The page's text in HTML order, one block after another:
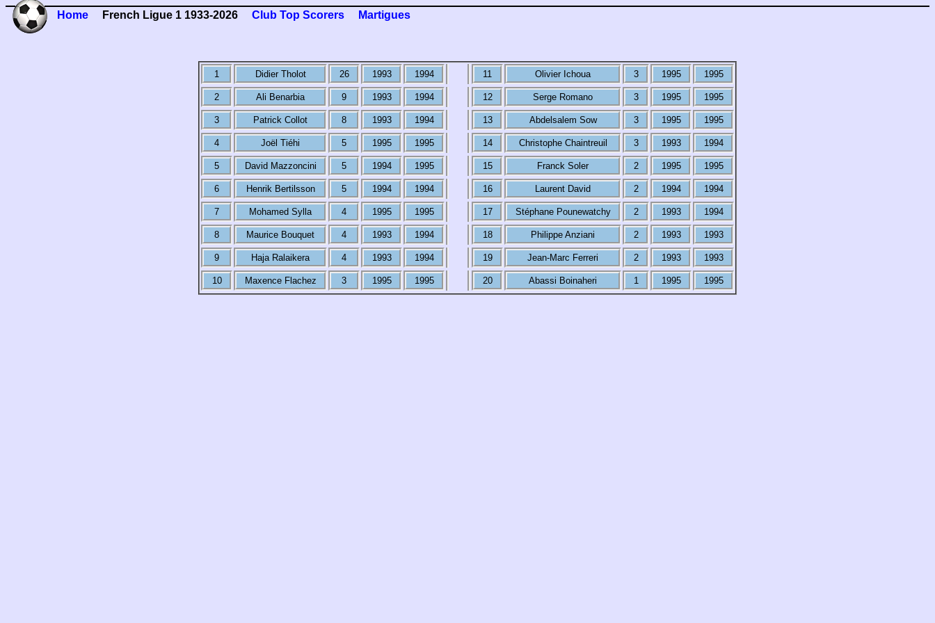
Home French Ligue 1 1933-2026 Club Top Scorers Martigues
1 Didier Tholot 26 1993 1994 11 Olivier Ichoua 3 1995 1995
2 Ali Benarbia 9 1993 1994 12 Serge Romano 3 1995 1995
3 Patrick Collot 8 1993 1994 13 Abdelsalem Sow 3 1995 1995
4 Joël Tiéhi 5 1995 1995 14 Christophe Chaintreuil 3 1993 1994
5 David Mazzoncini 5 1994 1995 15 Franck Soler 2 1995 1995
6 Henrik Bertilsson 5 1994 1994 16 Laurent David 2 1994 1994
7 Mohamed Sylla 4 1995 1995 17 Stéphane Pounewatchy 2 1993 1994
8 Maurice Bouquet 4 1993 1994 18 Philippe Anziani 2 1993 1993
9 Haja Ralaikera 4 1993 1994 19 Jean-Marc Ferreri 2 1993 1993
10 Maxence Flachez 3 1995 1995 20 Abassi Boinaheri 1 1995 1995